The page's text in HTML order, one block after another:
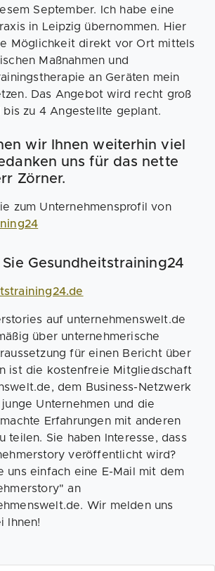
September. Ich habe eine
in Leipzig übernommen. Hier
Möglichkeit direkt vor Ort mittels
Maßnahmen und
an Geräten mein
Das Angebot wird recht groß
bis zu 4 Angestellte geplant.
wir Ihnen weiterhin viel
uns für das nette
Zörner.
zum Unternehmensprofil von
Gesundheitstraining24
auf unternehmenswelt.de
über unternehmerische
für einen Bericht über
ist die kostenfreie Mitgliedschaft
dem Business-Netzwerk
Unternehmen und die
Erfahrungen mit anderen
teilen. Sie haben Interesse, dass
veröffentlicht wird?
uns einfach eine E-Mail mit dem
an
Wir melden uns
Ihnen!